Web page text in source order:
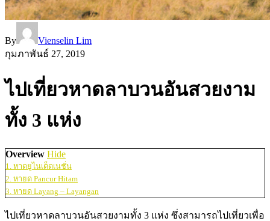
By
Vienselin Lim
กุมภาพันธ์ 27, 2019
ไปเที่ยวหาดลาบวนอันสวยงาม
ทั้ง 3 แห่ง
Overview Hide
1. หาดยูไนเต็ดเนชั่น
2. หายด Pancur Hitam
3. หายด Layang – Layangan
ไปเที่ยวหาดลาบวนอันสวยงามทั้ง 3 แห่ง ซึ่งสามารถไปเที่ยวเพื่อ